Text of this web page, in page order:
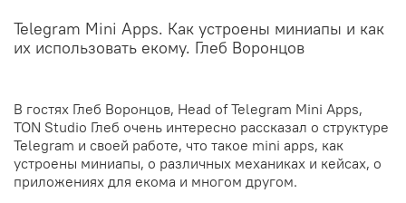
Telegram Mini Apps. Как устроены миниапы и как
их использовать екому. Глеб Воронцов
В гостях Глеб Воронцов, Head of Telegram Mini Apps,
TON Studio Глеб очень интересно рассказал о структуре
Telegram и своей работе, что такое mini apps, как
устроены миниапы, о различных механиках и кейсах, о
приложениях для екома и многом другом.